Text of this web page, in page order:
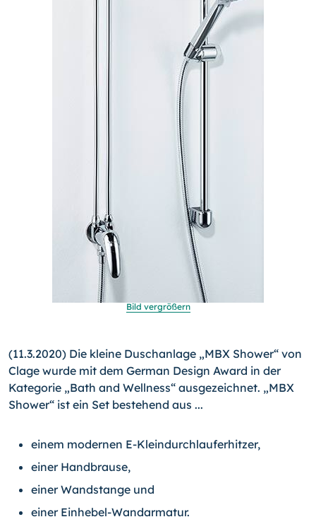
Bild vergrößern
(11.3.2020) Die kleine Duschanlage „MBX Shower“ von
Clage wurde mit dem German Design Award in der
Kategorie „Bath and Wellness“ ausgezeichnet. „MBX
Shower“ ist ein Set bestehend aus ...
einem modernen E-Kleindurchlauferhitzer,
einer Handbrause,
einer Wandstange und
einer Einhebel-Wandarmatur.